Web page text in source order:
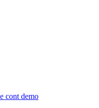
cont demo